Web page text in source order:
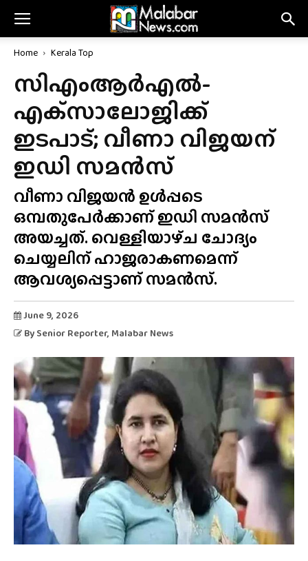
Home Kerala Top
സിഎംആർഎൽ-
എക്‌സാലോജിക്ക്
ഇടപാട്; വീണാ വിജയന്
ഇഡി സമൻസ്
വീണാ വിജയൻ ഉൾപ്പടെ
ഒമ്പതുപേർക്കാണ് ഇഡി സമൻസ്
അയച്ചത്. വെള്ളിയാഴ്‌ച ചോദ്യം
ചെയ്യലിന് ഹാജരാകണമെന്ന്
ആവശ്യപ്പെട്ടാണ് സമൻസ്.
June 9, 2026
By Senior Reporter, Malabar News